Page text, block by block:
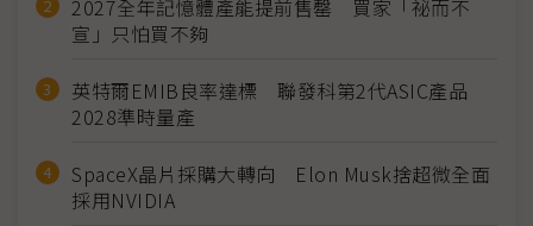
2027全年記憶體產能提前售罄 買家「祕而不
宣」只怕買不夠
英特爾EMIB良率達標 聯發科第2代ASIC產品
2028準時量產
SpaceX晶片採購大轉向 Elon Musk捨超微全面
採用NVIDIA